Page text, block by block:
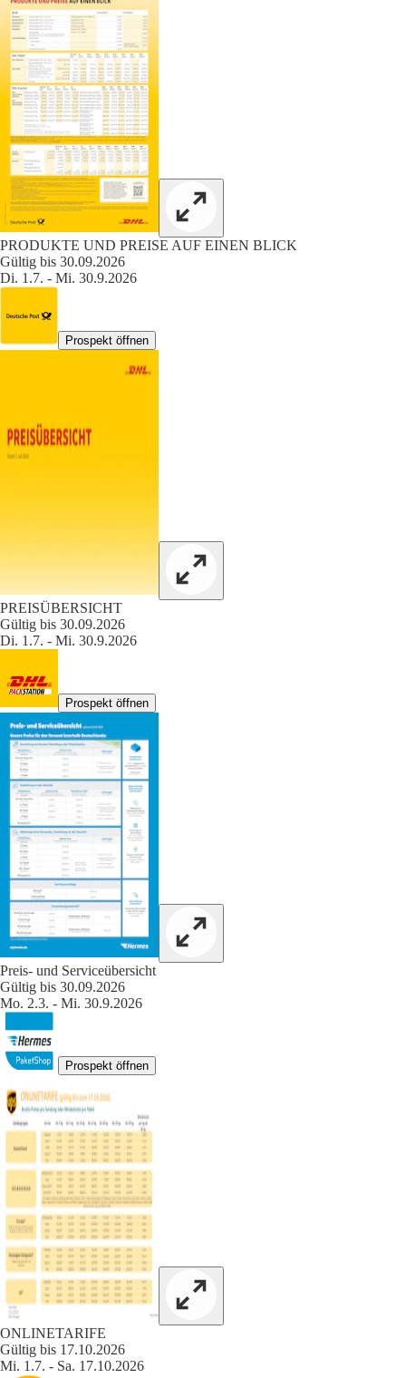
PRODUKTE UND PREISE AUF EINEN BLICK
Gültig bis 30.09.2026
Di. 1.7. - Mi. 30.9.2026
Prospekt öffnen
PREISÜBERSICHT
Gültig bis 30.09.2026
Di. 1.7. - Mi. 30.9.2026
Prospekt öffnen
Preis- und Serviceübersicht
Gültig bis 30.09.2026
Mo. 2.3. - Mi. 30.9.2026
Prospekt öffnen
ONLINETARIFE
Gültig bis 17.10.2026
Mi. 1.7. - Sa. 17.10.2026